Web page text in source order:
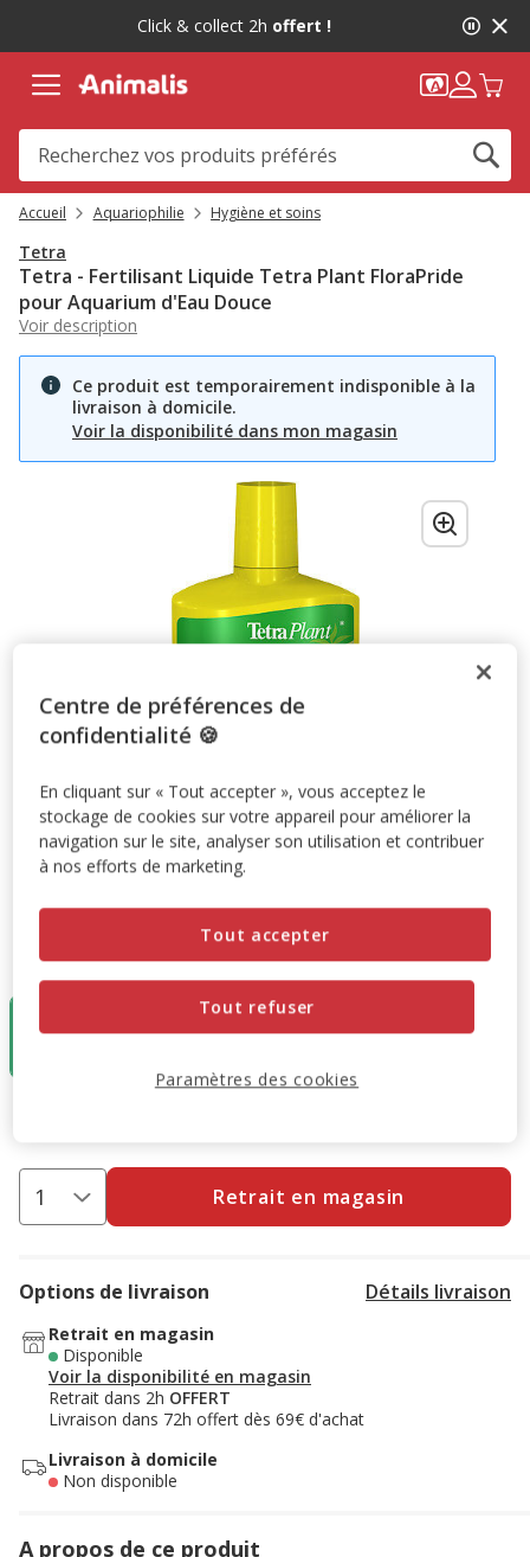
message,
Click & collect 2h offert !
Accueil Aquariophilie Hygiène et soins
Tetra
Tetra - Fertilisant Liquide Tetra Plant FloraPride
pour Aquarium d'Eau Douce
Voir description
Ce produit est temporairement indisponible à la
livraison à domicile.
Voir la disponibilité dans mon magasin
Taille:500ml
17.99€
Retrait en magasin
Options de livraison Détails livraison
Retrait en magasin
Disponible
Voir la disponibilité en magasin
Retrait dans 2h OFFERT
Livraison dans 72h offert dès 69€ d'achat
Livraison à domicile
Non disponible
A propos de ce produit
Centre de préférences de
confidentialité 🍪
En cliquant sur « Tout accepter », vous acceptez le
stockage de cookies sur votre appareil pour améliorer la
navigation sur le site, analyser son utilisation et contribuer
à nos efforts de marketing.
Tout refuser
Tout accepter
Paramètres des cookies